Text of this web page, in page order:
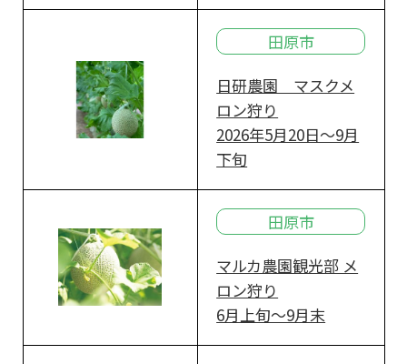
田原市
日研農園 マスクメ
ロン狩り
2026年5月20日～9月
下旬
田原市
マルカ農園観光部 メ
ロン狩り
6月上旬～9月末